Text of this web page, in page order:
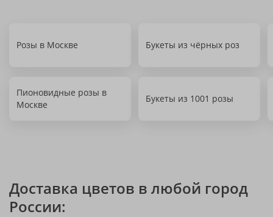
Розы в Москве Букеты из чёрных роз
Пионовидные розы в
Москве
Букеты из 1001 розы
Доставка цветов в любой город
России: